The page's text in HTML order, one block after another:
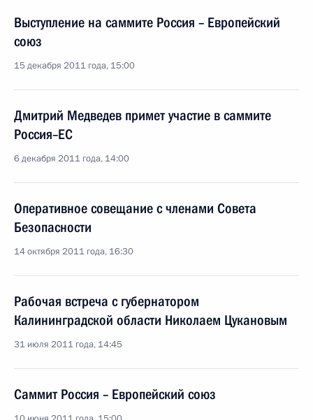
Выступление на саммите Россия – Европейский
союз
15 декабря 2011 года, 15:00
Дмитрий Медведев примет участие в саммите
Россия–ЕС
6 декабря 2011 года, 14:00
Оперативное совещание с членами Совета
Безопасности
14 октября 2011 года, 16:30
Рабочая встреча с губернатором
Калининградской области Николаем Цукановым
31 июля 2011 года, 14:45
Саммит Россия – Европейский союз